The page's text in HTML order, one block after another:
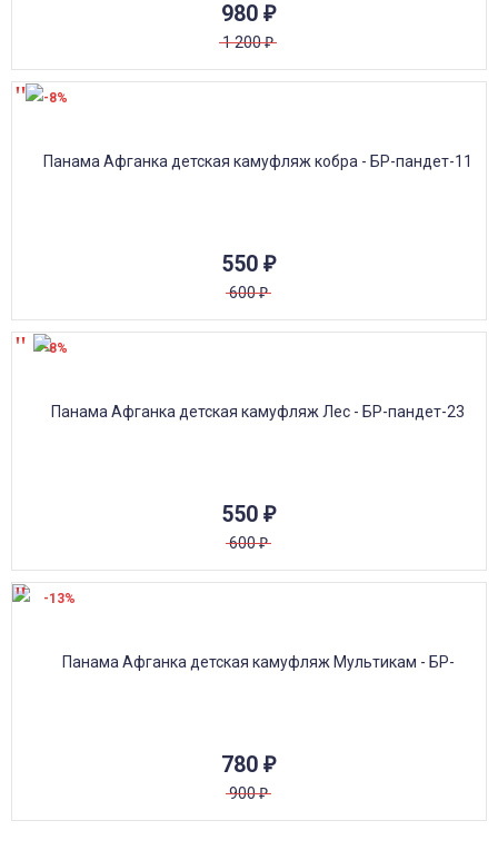
980 ₽
1 200₽
550 ₽
600₽
-8%
550 ₽
600₽
-8%
780 ₽
900₽
-13%